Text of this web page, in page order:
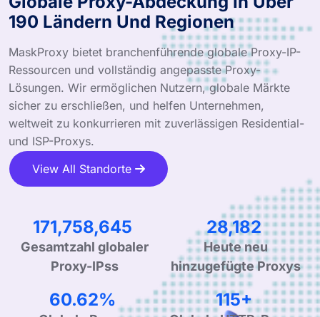
190 Ländern Und Regionen
MaskProxy bietet branchenführende globale Proxy-IP-
Ressourcen und vollständig angepasste Proxy-
Lösungen. Wir ermöglichen Nutzern, globale Märkte
sicher zu erschließen, und helfen Unternehmen,
weltweit zu konkurrieren mit zuverlässigen Residential-
und ISP-Proxys.
View All Standorte
278,828,970
Gesamtzahl globaler
Proxy-IPss
46,093
Heute neu
hinzugefügte Proxys
99.90% 190+